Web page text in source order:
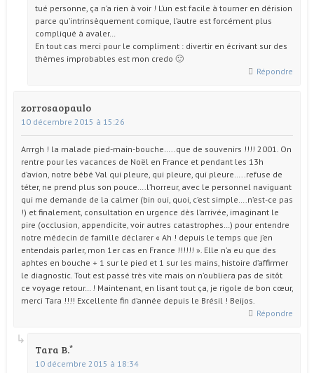
tué personne, ça n’a rien à voir ! L’un est facile à tourner en dérision
parce qu’intrinsèquement comique, l’autre est forcément plus
compliqué à avaler…
En tout cas merci pour le compliment : divertir en écrivant sur des
thèmes improbables est mon credo 🙂
Répondre
zorrosaopaulo
10 décembre 2015 à 15:26
Arrrgh ! la malade pied-main-bouche…..que de souvenirs !!!! 2001. On
rentre pour les vacances de Noël en France et pendant les 13h
d’avion, notre bébé Val qui pleure, qui pleure, qui pleure…..refuse de
téter, ne prend plus son pouce….l’horreur, avec le personnel naviguant
qui me demande de la calmer (bin oui, quoi, c’est simple….n’est-ce pas
!) et finalement, consultation en urgence dès l’arrivée, imaginant le
pire (occlusion, appendicite, voir autres catastrophes…) pour entendre
notre médecin de famille déclarer « Ah ! depuis le temps que j’en
entendais parler, mon 1er cas en France !!!!!! ». Elle n’a eu que des
aphtes en bouche + 1 sur le pied et 1 sur les mains, histoire d’affirmer
le diagnostic. Tout est passé très vite mais on n’oubliera pas de sitôt
ce voyage retour… ! Maintenant, en lisant tout ça, je rigole de bon cœur,
merci Tara !!!! Excellente fin d’année depuis le Brésil ! Beijos.
Répondre
Tara B.
10 décembre 2015 à 18:34